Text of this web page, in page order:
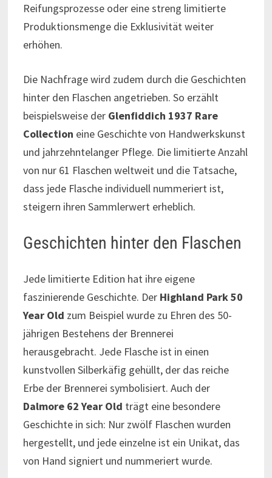
Reifungsprozesse oder eine streng limitierte
Produktionsmenge die Exklusivität weiter
erhöhen.
Die Nachfrage wird zudem durch die Geschichten
hinter den Flaschen angetrieben. So erzählt
beispielsweise der Glenfiddich 1937 Rare
Collection eine Geschichte von Handwerkskunst
und jahrzehntelanger Pflege. Die limitierte Anzahl
von nur 61 Flaschen weltweit und die Tatsache,
dass jede Flasche individuell nummeriert ist,
steigern ihren Sammlerwert erheblich.
Geschichten hinter den Flaschen
Jede limitierte Edition hat ihre eigene
faszinierende Geschichte. Der Highland Park 50
Year Old zum Beispiel wurde zu Ehren des 50-
jährigen Bestehens der Brennerei
herausgebracht. Jede Flasche ist in einen
kunstvollen Silberkäfig gehüllt, der das reiche
Erbe der Brennerei symbolisiert. Auch der
Dalmore 62 Year Old trägt eine besondere
Geschichte in sich: Nur zwölf Flaschen wurden
hergestellt, und jede einzelne ist ein Unikat, das
von Hand signiert und nummeriert wurde.